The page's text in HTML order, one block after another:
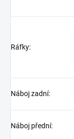
Ráfky:
Náboj zadní:
Náboj přední: